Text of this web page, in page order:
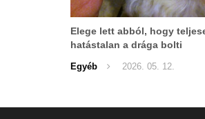
Elege lett abból, hogy
hatástalan a drága bolti
Egyéb 2026. 05. 12.